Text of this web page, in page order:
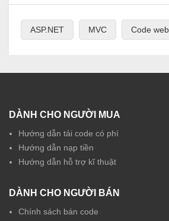
ASP.NET MVC Code
DÀNH CHO NGƯỜI MUA
Hướng dẫn tải code có phí
Hướng dẫn nạp tiền
Hướng dẫn hỗ trợ kĩ thuật
DÀNH CHO NGƯỜI BÁN
Chính sách bán code